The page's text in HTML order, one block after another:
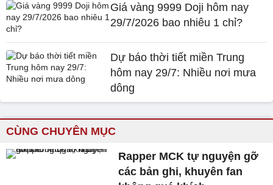
Giá vàng 9999 Doji hôm nay
29/7/2026 bao nhiêu 1 chỉ?
Dự báo thời tiết miền Trung
hôm nay 29/7: Nhiều nơi mưa
dông
CÙNG CHUYÊN MỤC
Rapper MCK tự nguyện gỡ
các bản ghi, khuyên fan